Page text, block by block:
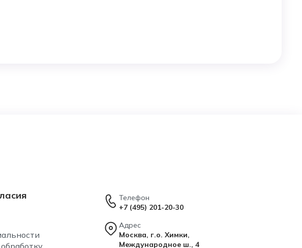
Телефон
+7 (495) 201-20-30
Адрес
Москва, г.о. Химки,
Международное ш., 4